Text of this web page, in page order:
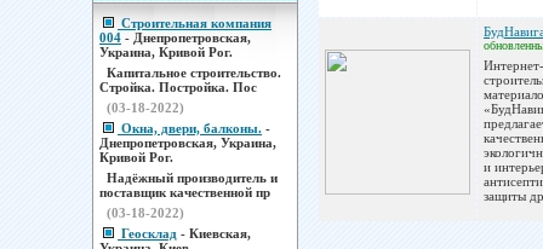
Строительная компания
004 - Днепропетровская,
Украина, Кривой Рог.
Капитальное строительство.
Стройка. Постройка. Пос
(03-18-2022)
Окна, двери, балконы. -
Днепропетровская, Украина,
Кривой Рог.
Надёжный производитель и
поставщик качественной пр
(03-18-2022)
Геосклад - Киевская,
и
защиты